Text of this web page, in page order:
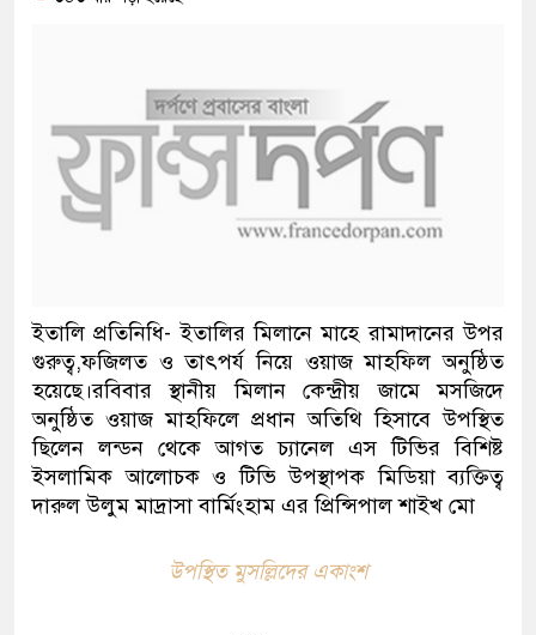
ইতালি প্রতিনিধি- ইতালির মিলানে মাহে রামাদানের উপর
গুরুত্ব,ফজিলত ও তাৎপর্য নিয়ে ওয়াজ মাহফিল অনুষ্ঠিত
হয়েছে।রবিবার স্থানীয় মিলান কেন্দ্রীয় জামে মসজিদে
অনুষ্ঠিত ওয়াজ মাহফিলে প্রধান অতিথি হিসাবে উপস্থিত
ছিলেন লন্ডন থেকে আগত চ্যানেল এস টিভির বিশিষ্ট
ইসলামিক আলোচক ও টিভি উপস্থাপক মিডিয়া ব্যক্তিত্ব
দারুল উলুম মাদ্রাসা বার্মিংহাম এর প্রিন্সিপাল শাইখ মো
উপস্থিত মুসল্লিদের একাংশ